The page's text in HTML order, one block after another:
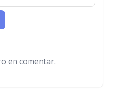
en comentar.